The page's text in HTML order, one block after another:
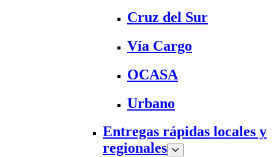
Cruz del Sur
Vía Cargo
OCASA
Urbano
Entregas rápidas locales y
regionales